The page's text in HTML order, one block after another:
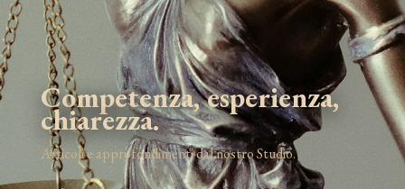
Competenza, esperienza,
chiarezza.
Articoli e approfondimenti dal nostro Studio.